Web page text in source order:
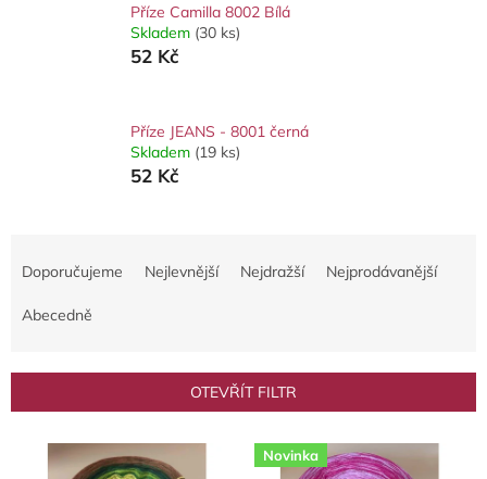
Příze Camilla 8002 Bílá
Skladem (30 ks)
52 Kč
Příze JEANS - 8001 černá
Skladem (19 ks)
52 Kč
r
Doporučujeme Nejlevnější Nejdražší Nejprodávanější
Abecedně
OTEVŘÍT FILTR
Novinka